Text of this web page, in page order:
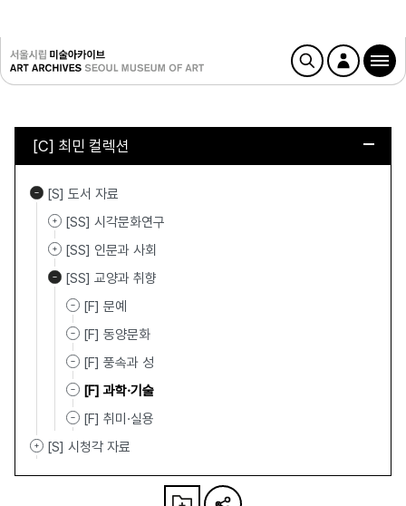
[C] 최민 컬렉션
[S] 도서 자료
[SS] 시각문화연구
[SS] 인문과 사회
[SS] 교양과 취향
[F] 문예
[F] 동양문화
[F] 풍속과 성
[F] 과학·기술
[F] 취미·실용
[S] 시청각 자료